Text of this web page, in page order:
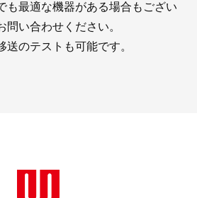
も最適な機器がある場合もござい
問い合わせください。
のテストも可能です。